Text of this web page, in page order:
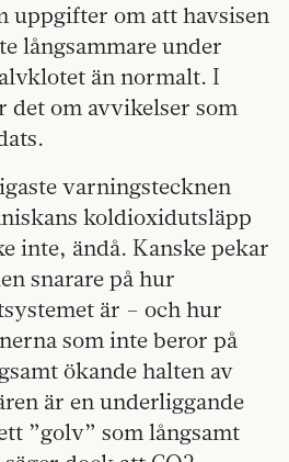
uppgifter om att havsisen
långsammare under
än normalt. I
det om avvikelser som
varningstecknen
koldioxidutsläpp
inte, ändå. Kanske pekar
snarare på hur
är – och hur
som inte beror på
ökande halten av
är en underliggande
”golv” som långsamt